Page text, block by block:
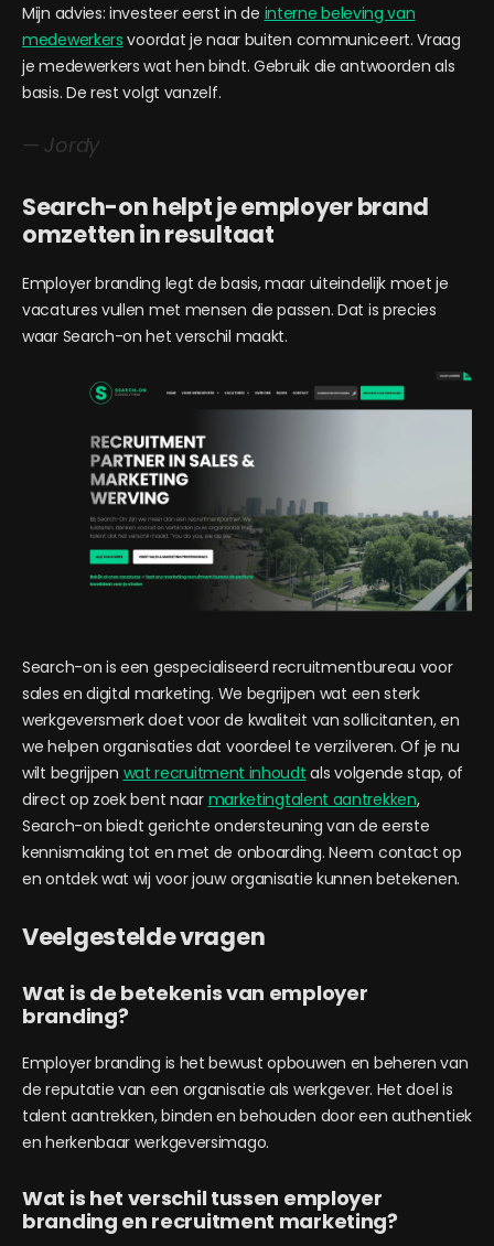
Mijn advies: investeer eerst in de interne beleving van
medewerkers voordat je naar buiten communiceert. Vraag
je medewerkers wat hen bindt. Gebruik die antwoorden als
basis. De rest volgt vanzelf.
— Jordy
Search-on helpt je employer brand
omzetten in resultaat
Employer branding legt de basis, maar uiteindelijk moet je
vacatures vullen met mensen die passen. Dat is precies
waar Search-on het verschil maakt.
Search-on is een gespecialiseerd recruitmentbureau voor
sales en digital marketing. We begrijpen wat een sterk
werkgeversmerk doet voor de kwaliteit van sollicitanten, en
we helpen organisaties dat voordeel te verzilveren. Of je nu
wilt begrijpen wat recruitment inhoudt als volgende stap, of
direct op zoek bent naar marketingtalent aantrekken,
Search-on biedt gerichte ondersteuning van de eerste
kennismaking tot en met de onboarding. Neem contact op
en ontdek wat wij voor jouw organisatie kunnen betekenen.
Veelgestelde vragen
Wat is de betekenis van employer
branding?
Employer branding is het bewust opbouwen en beheren van
de reputatie van een organisatie als werkgever. Het doel is
talent aantrekken, binden en behouden door een authentiek
en herkenbaar werkgeversimago.
Wat is het verschil tussen employer
branding en recruitment marketing?